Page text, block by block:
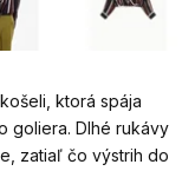
ktorá spája
goliera. Dlhé rukávy
zatiaľ čo výstrih do